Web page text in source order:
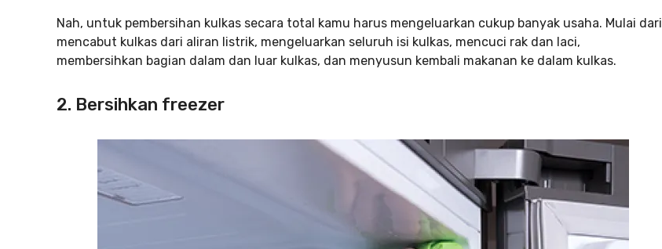
Nah, untuk pembersihan kulkas secara total kamu harus mengeluarkan cukup banyak usaha. Mulai dari
mencabut kulkas dari aliran listrik, mengeluarkan seluruh isi kulkas, mencuci rak dan laci,
membersihkan bagian dalam dan luar kulkas, dan menyusun kembali makanan ke dalam kulkas.
2. Bersihkan freezer